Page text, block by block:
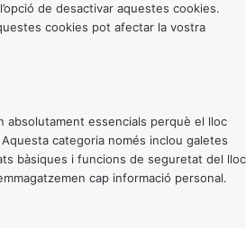
de desactivar aquestes cookies.
cookies pot afectar la vostra
absolutament essencials perquè el lloc
categoria només inclou galetes
bàsiques i funcions de seguretat del lloc
cap informació personal.